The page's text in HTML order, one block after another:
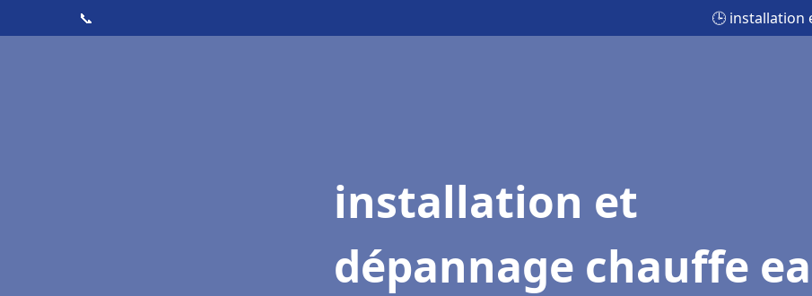
📞 🕒 installation
installation et
dépannage chauffe